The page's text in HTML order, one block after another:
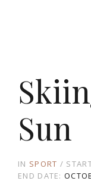
Sun
IN SPORT
END DATE: